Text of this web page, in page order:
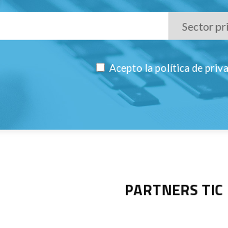
Acepto lapolítica de
PARTNERS TIC